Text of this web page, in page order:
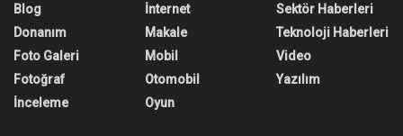
Blog
Donanım
Foto Galeri
Fotoğraf
İnceleme
İnternet
Makale
Mobil
Otomobil
Oyun
Sektör Haberleri
Teknoloji Haberleri
Video
Yazılım